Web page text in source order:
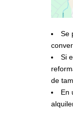
Se
Si
de
En